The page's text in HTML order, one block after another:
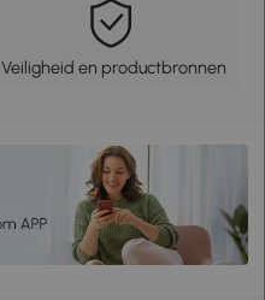
Veiligheid en productbronnen